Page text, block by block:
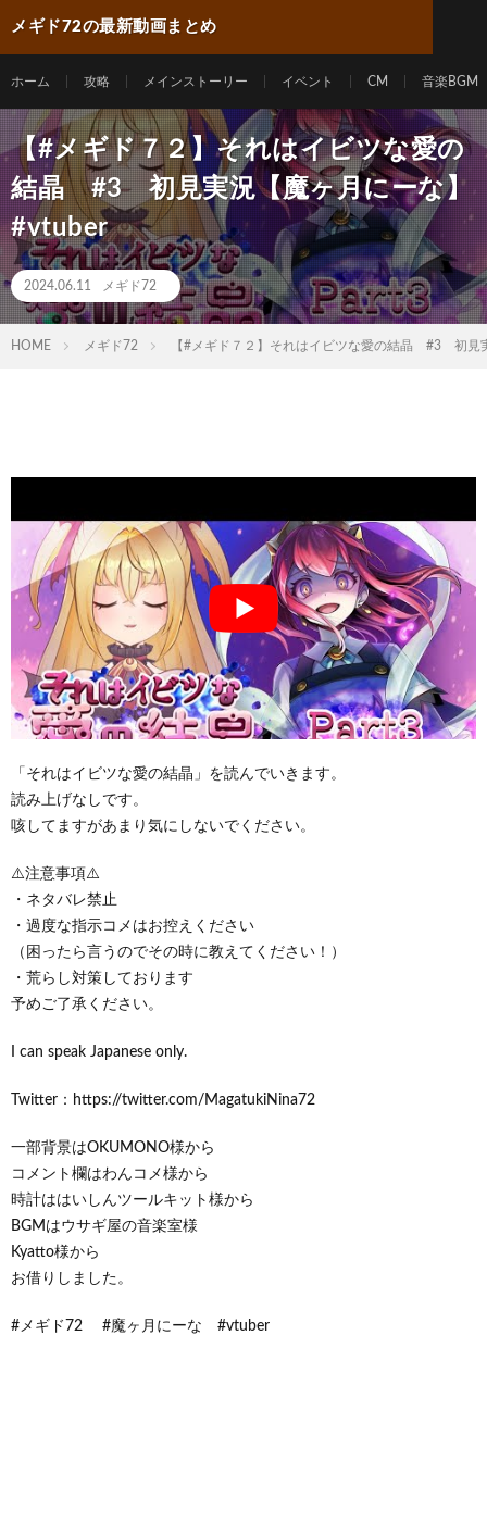
メギド72の最新動画まとめ
ホーム 攻略 メインストーリー イベント CM 音楽BGM
【#メギド７２】それはイビツな愛の
結晶 #3 初見実況【魔ヶ月にーな】
#vtuber
2024.06.11 メギド72
HOME メギド72 【#メギド７２】それはイビツな愛の結晶 #3 初見
「それはイビツな愛の結晶」を読んでいきます。
読み上げなしです。
咳してますがあまり気にしないでください。
⚠️注意事項⚠️
・ネタバレ禁止
・過度な指示コメはお控えください
（困ったら言うのでその時に教えてください！）
・荒らし対策しております
予めご了承ください。
I can speak Japanese only.
Twitter：https://twitter.com/MagatukiNina72
一部背景はOKUMONO様から
コメント欄はわんコメ様から
時計ははいしんツールキット様から
BGMはウサギ屋の音楽室様
Kyatto様から
お借りしました。
#メギド72 #魔ヶ月にーな #vtuber